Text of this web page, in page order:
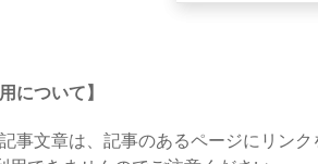
について】
事文章は、記事のあるページにリン